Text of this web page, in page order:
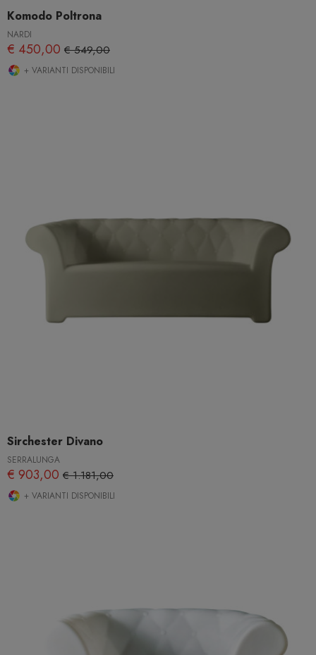
Komodo Poltrona
NARDI
€ 450,00 € 549,00
+ VARIANTI DISPONIBILI
Sirchester Divano
SERRALUNGA
€ 903,00 € 1.181,00
+ VARIANTI DISPONIBILI